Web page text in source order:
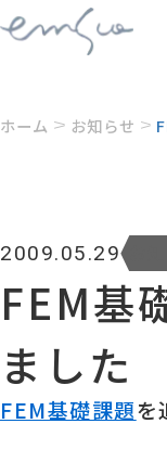
ホーム お知らせ
2009.05.29
FEM基
ました
FEM基礎課題を